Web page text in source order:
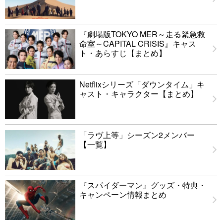
『劇場版TOKYO MER～走る緊急救
命室～CAPITAL CRISIS』キャス
ト・あらすじ【まとめ】
Netflixシリーズ「ダウンタイム」キ
ャスト・キャラクター【まとめ】
「ラヴ上等」シーズン2メンバー
【一覧】
『スパイダーマン』グッズ・特典・
キャンペーン情報まとめ